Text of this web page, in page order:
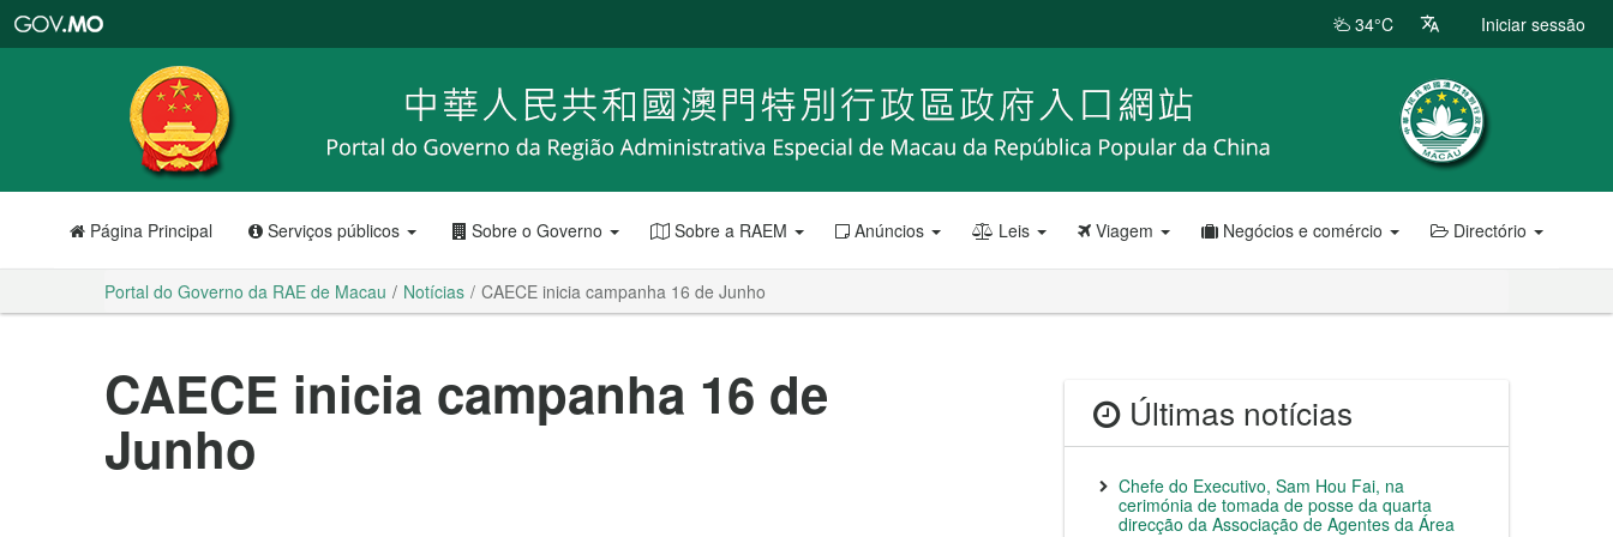
RAE
de
Macau
34°C Iniciar sessão
Página Principal Serviços públicos Sobre o Governo Sobre a RAEM Anúncios Leis Viagem Negócios e comércio Directório
Portal do Governo da RAE de Macau Notícias CAECE inicia campanha 16 de Junho
CAECE inicia campanha 16 de
Junho
Últimas notícias
Chefe do Executivo, Sam Hou Fai, na
cerimónia de tomada de posse da quarta
direcção da Associação de Agentes da Área